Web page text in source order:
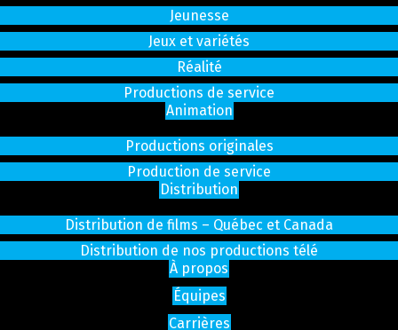
Jeunesse
Jeux et variétés
Réalité
Productions de service
Animation
Productions originales
Production de service
Distribution
Distribution de films – Québec et Canada
Distribution de nos productions télé
À propos
Équipes
Carrières